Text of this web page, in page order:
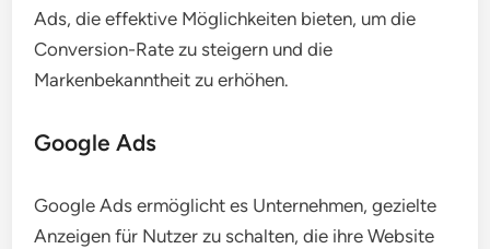
Ads, die effektive Möglichkeiten bieten, um die
Conversion-Rate zu steigern und die
Markenbekanntheit zu erhöhen.
Google Ads
Google Ads ermöglicht es Unternehmen, gezielte
Anzeigen für Nutzer zu schalten, die ihre Website